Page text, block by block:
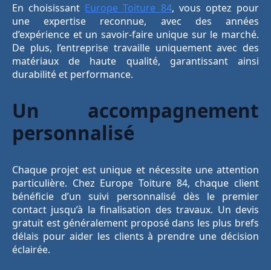
En choisissant Europe Toiture 84, vous optez pour
une expertise reconnue, avec des années
d’expérience et un savoir-faire unique sur le marché.
De plus, l’entreprise travaille uniquement avec des
matériaux de haute qualité, garantissant ainsi
durabilité et performance.
Un accompagnement
personnalisé
Chaque projet est unique et nécessite une attention
particulière. Chez Europe Toiture 84, chaque client
bénéficie d’un suivi personnalisé dès le premier
contact jusqu’à la finalisation des travaux. Un devis
gratuit est généralement proposé dans les plus brefs
délais pour aider les clients à prendre une décision
éclairée.